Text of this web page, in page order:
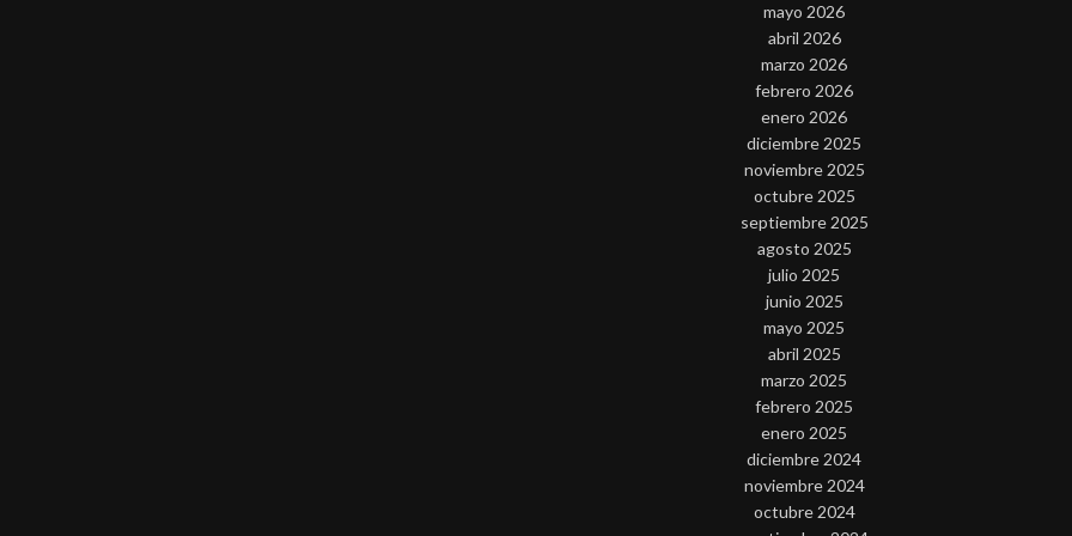
mayo 2026
abril 2026
marzo 2026
febrero 2026
enero 2026
diciembre 2025
noviembre 2025
octubre 2025
septiembre 2025
agosto 2025
julio 2025
junio 2025
mayo 2025
abril 2025
marzo 2025
febrero 2025
enero 2025
diciembre 2024
noviembre 2024
octubre 2024